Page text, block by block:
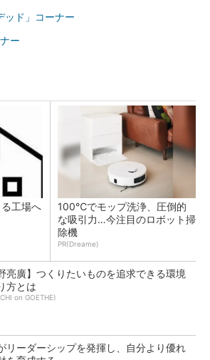
ッド」コーナー
ー
工場へ
100℃でモップ洗浄、圧倒的
な吸引力…今注目のロボット掃
除機
PR(Dreame)
亮廣】つくりたいものを追求できる環境
方とは
on GOETHE)
リーダーシップを発揮し、自分より優れ